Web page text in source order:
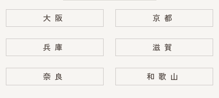
大阪 京都
兵庫 滋賀
奈良 和歌山